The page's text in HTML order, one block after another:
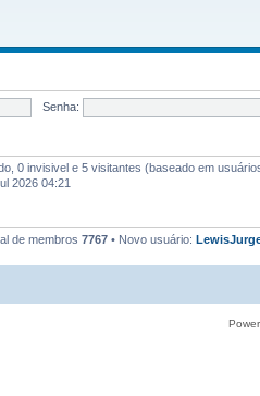
Senha:
0 invisivel e 5 visitantes (baseado em
2026 04:21
de membros 7767 • Novo usuário: